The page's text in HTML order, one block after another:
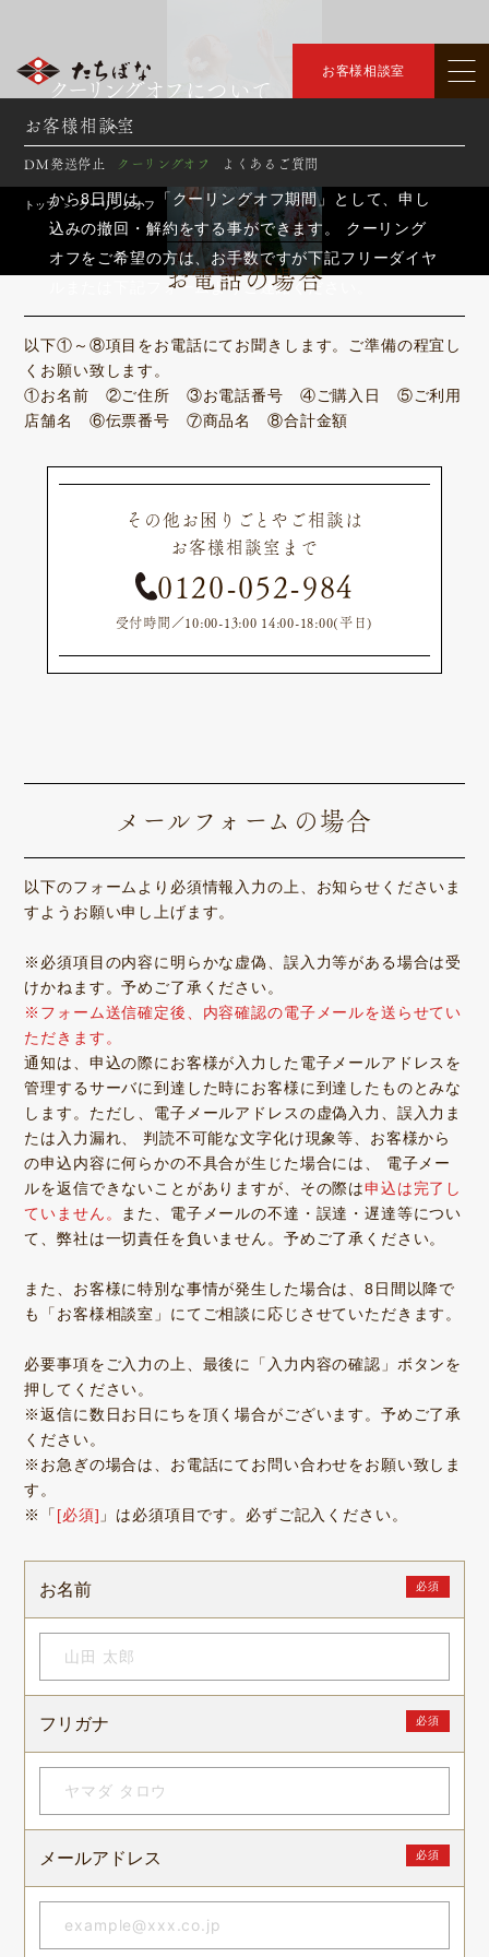
お客様相談室
店舗一覧
コラム
動画コンテンツ
沿革
お客様相談室
DM発送停止 クーリングオフ よくあるご質問
トップ ＞ クーリングオフ
クーリングオフについて
たちばなは、独自にクーリングオフ制度を設けており
ます。 商品の「申込書（契約書）」を受領された日
から8日間は、「クーリングオフ期間」として、申し
込みの撤回・解約をする事ができます。 クーリング
オフをご希望の方は、お手数ですが下記フリーダイヤ
ルまたは下記フォームよりご連絡ください。
お電話の場合
以下①～⑧項目をお電話にてお聞きします。ご準備の程宜し
くお願い致します。
①お名前 ②ご住所 ③お電話番号 ④ご購入日 ⑤ご利用
店舗名 ⑥伝票番号 ⑦商品名 ⑧合計金額
その他お困りごとやご相談は
お客様相談室まで
0120-052-984
受付時間／10:00-13:00 14:00-18:00(平日)
メールフォームの場合
以下のフォームより必須情報入力の上、お知らせくださいま
すようお願い申し上げます。
※必須項目の内容に明らかな虚偽、誤入力等がある場合は受
けかねます。予めご了承ください。
※フォーム送信確定後、内容確認の電子メールを送らせてい
ただきます。
通知は、申込の際にお客様が入力した電子メールアドレスを
管理するサーバに到達した時にお客様に到達したものとみな
します。ただし、電子メールアドレスの虚偽入力、誤入力ま
たは入力漏れ、 判読不可能な文字化け現象等、お客様から
の申込内容に何らかの不具合が生じた場合には、 電子メー
ルを返信できないことがありますが、その際は申込は完了し
ていません。
また、電子メールの不達・誤達・遅達等につい
て、弊社は一切責任を負いません。予めご了承ください。
また、お客様に特別な事情が発生した場合は、8日間以降で
も「お客様相談室」にてご相談に応じさせていただきます。
必要事項をご入力の上、最後に「入力内容の確認」ボタンを
押してください。
※返信に数日お日にちを頂く場合がございます。予めご了承
ください。
※お急ぎの場合は、お電話にてお問い合わせをお願い致しま
す。
※「 [必須] 」は必須項目です。必ずご記入ください。
お名前 必須
フリガナ 必須
メールアドレス 必須